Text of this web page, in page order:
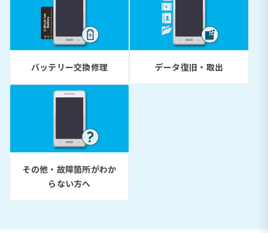
バッテリー交換修理 データ復旧・取出
その他・故障箇所がわか
らない方へ